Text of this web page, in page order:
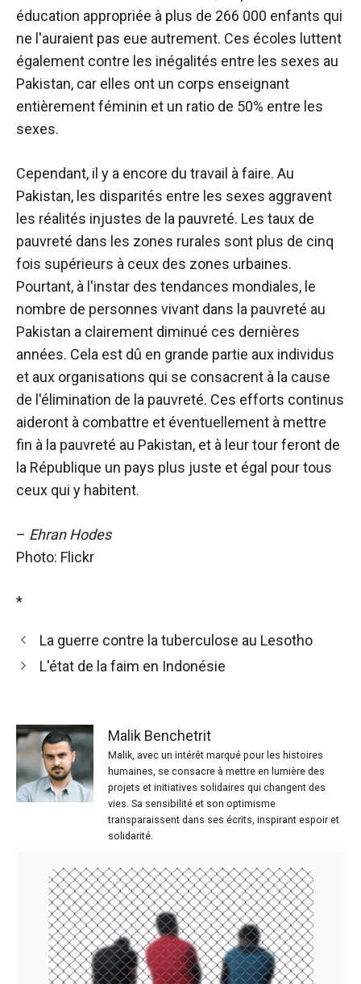
éducation appropriée à plus de 266 000 enfants qui
ne l'auraient pas eue autrement. Ces écoles luttent
également contre les inégalités entre les sexes au
Pakistan, car elles ont un corps enseignant
entièrement féminin et un ratio de 50% entre les
sexes.
Cependant, il y a encore du travail à faire. Au
Pakistan, les disparités entre les sexes aggravent
les réalités injustes de la pauvreté. Les taux de
pauvreté dans les zones rurales sont plus de cinq
fois supérieurs à ceux des zones urbaines.
Pourtant, à l'instar des tendances mondiales, le
nombre de personnes vivant dans la pauvreté au
Pakistan a clairement diminué ces dernières
années. Cela est dû en grande partie aux individus
et aux organisations qui se consacrent à la cause
de l'élimination de la pauvreté. Ces efforts continus
aideront à combattre et éventuellement à mettre
fin à la pauvreté au Pakistan, et à leur tour feront de
la République un pays plus juste et égal pour tous
ceux qui y habitent.
– Ehran Hodes
Photo: Flickr
*
La guerre contre la tuberculose au Lesotho
L'état de la faim en Indonésie
Malik Benchetrit
Malik, avec un intérêt marqué pour les histoires
humaines, se consacre à mettre en lumière des
projets et initiatives solidaires qui changent des
vies. Sa sensibilité et son optimisme
transparaissent dans ses écrits, inspirant espoir et
solidarité.